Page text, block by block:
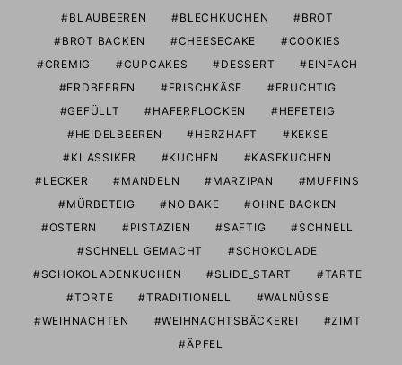
BLAUBEEREN BLECHKUCHEN
BROT
BROT BACKEN
CHEESECAKE
COOKIES
CREMIG
CUPCAKES DESSERT
EINFACH
ERDBEEREN
FRISCHKÄSE
FRUCHTIG
GEFÜLLT
HAFERFLOCKEN
HEFETEIG
HEIDELBEEREN
HERZHAFT
KEKSE
KLASSIKER
KUCHEN
KÄSEKUCHEN
LECKER
MANDELN MARZIPAN
MUFFINS
MÜRBETEIG
NO BAKE
OHNE BACKEN
OSTERN
PISTAZIEN SAFTIG
SCHNELL
SCHNELL GEMACHT
SCHOKOLADE
SCHOKOLADENKUCHEN
SLIDE_START
TARTE
TORTE
TRADITIONELL
WALNÜSSE
WEIHNACHTEN
WEIHNACHTSBÄCKEREI
ZIMT
ÄPFEL